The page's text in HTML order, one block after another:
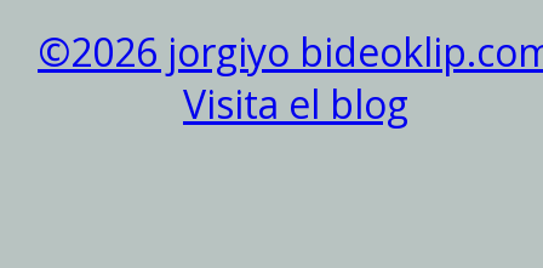
©2026 jorgiyo
Visita el blog